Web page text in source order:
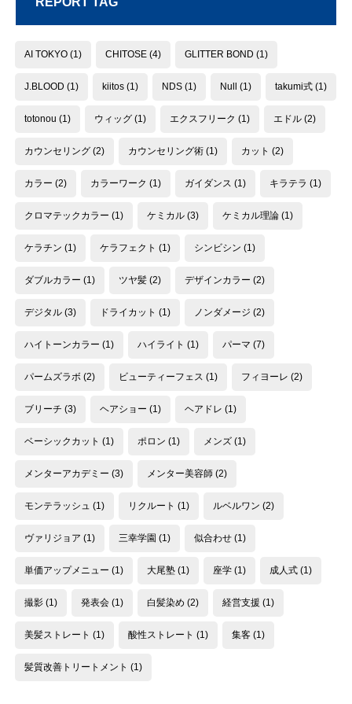
AI TOKYO (1) CHITOSE (4) GLITTER BOND (1)
J.BLOOD (1) kiitos (1) NDS (1) Null (1) takumi式 (1)
totonou (1) ウィッグ (1) エクスフリーク (1) エドル (2)
カウンセリング (2) カウンセリング術 (1) カット (2)
カラー (2) カラーワーク (1) ガイダンス (1) キラテラ (1)
クロマテックカラー (1) ケミカル (3) ケミカル理論 (1)
ケラチン (1) ケラフェクト (1) シンビシン (1)
ダブルカラー (1) ツヤ髪 (2) デザインカラー (2)
デジタル (3) ドライカット (1) ノンダメージ (2)
ハイトーンカラー (1) ハイライト (1) パーマ (7)
パームズラボ (2) ビューティーフェス (1) フィヨーレ (2)
ブリーチ (3) ヘアショー (1) ヘアドレ (1)
ベーシックカット (1) ポロン (1) メンズ (1)
メンターアカデミー (3) メンター美容師 (2)
モンテラッシュ (1) リクルート (1) ルベルワン (2)
ヴァリジョア (1) 三幸学園 (1) 似合わせ (1)
単価アップメニュー (1) 大尾塾 (1) 座学 (1) 成人式 (1)
撮影 (1) 発表会 (1) 白髪染め (2) 経営支援 (1)
美髪ストレート (1) 酸性ストレート (1) 集客 (1)
髪質改善トリートメント (1)